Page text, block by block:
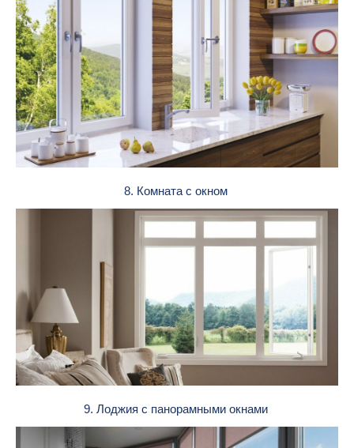
8. Комната с окном
9. Лоджия с панорамными окнами